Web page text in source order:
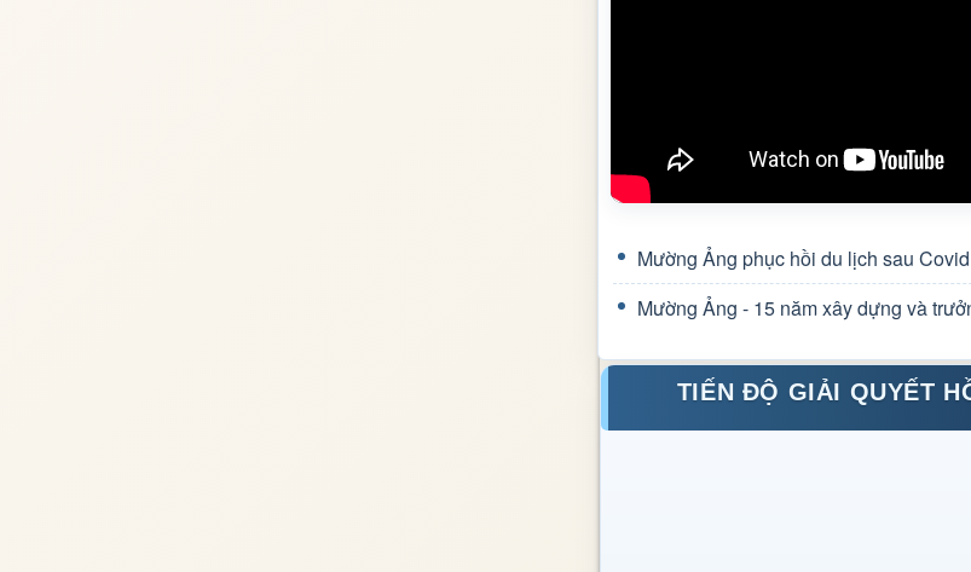
Mường Ảng phục hồi du lịch sau
Mường Ảng - 15 năm xây dựng và
TIẾN ĐỘ GIẢI QUYẾT